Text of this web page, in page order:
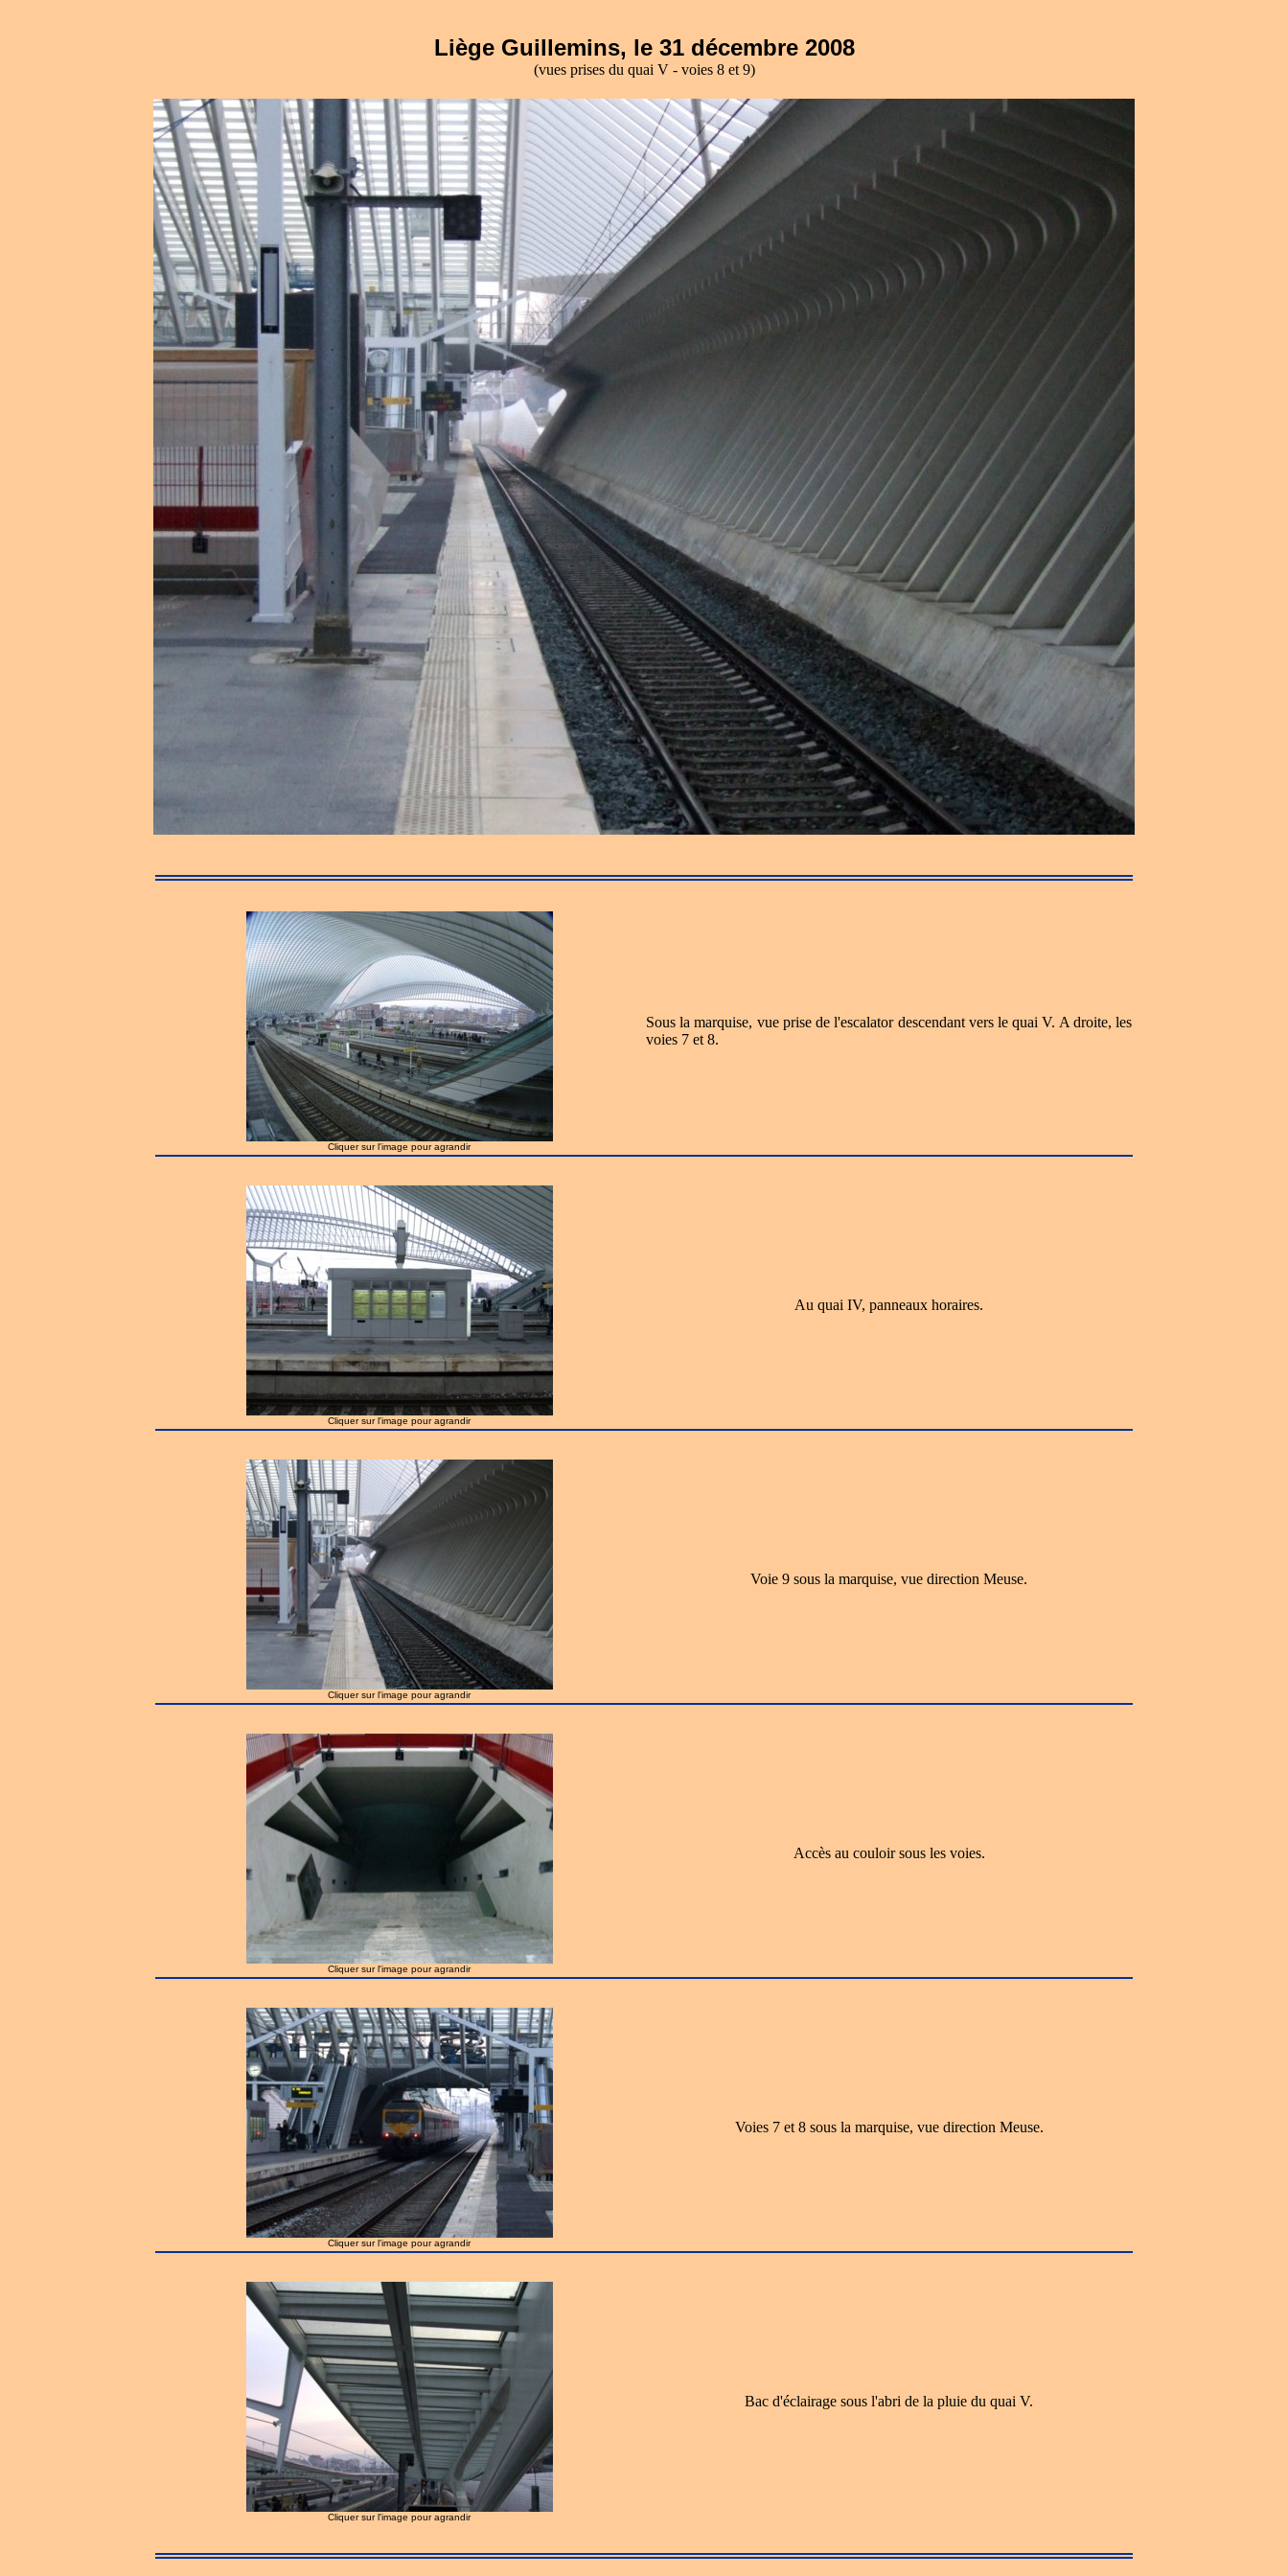
Liège Guillemins, le 31 décembre 2008
(vues prises du quai V - voies 8 et 9)
Cliquer sur l'image pour agrandir
Sous la marquise, vue prise de l'escalator descendant vers le quai V. A droite, les
voies 7 et 8.
Cliquer sur l'image pour agrandir
Au quai IV, panneaux horaires.
Cliquer sur l'image pour agrandir
Voie 9 sous la marquise, vue direction Meuse.
Cliquer sur l'image pour agrandir
Accès au couloir sous les voies.
Cliquer sur l'image pour agrandir
Voies 7 et 8 sous la marquise, vue direction Meuse.
Cliquer sur l'image pour agrandir
Bac d'éclairage sous l'abri de la pluie du quai V.